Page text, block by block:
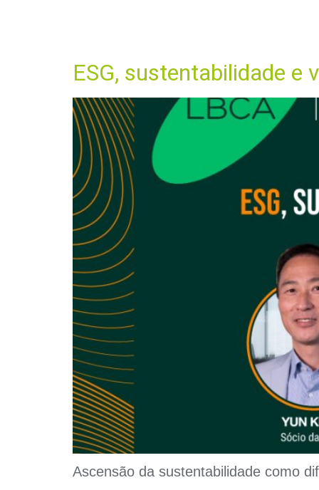
ESG, sustentabilidade e
Ascensão da sustentabilidade como